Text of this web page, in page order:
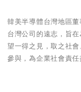
韓美半導體台灣地區
台灣公司的遠志，旨
望一得之見，取之社
參與，為企業社會責任